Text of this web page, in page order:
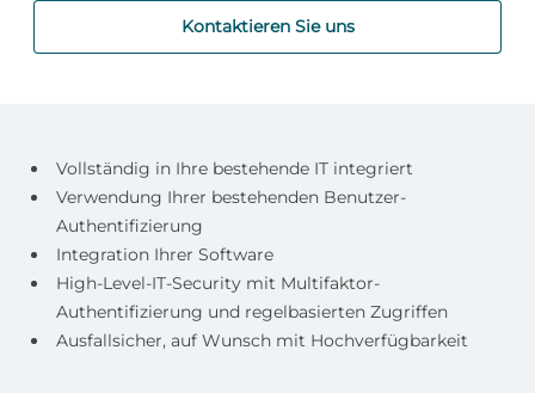
Kontaktieren Sie uns
Vollständig in Ihre bestehende IT integriert
Verwendung Ihrer bestehenden Benutzer-
Authentifizierung
Integration Ihrer Software
High-Level-IT-Security mit Multifaktor-
Authentifizierung und regelbasierten Zugriffen
Ausfallsicher, auf Wunsch mit Hochverfügbarkeit